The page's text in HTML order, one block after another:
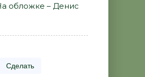
обложке – Денис
Сделать